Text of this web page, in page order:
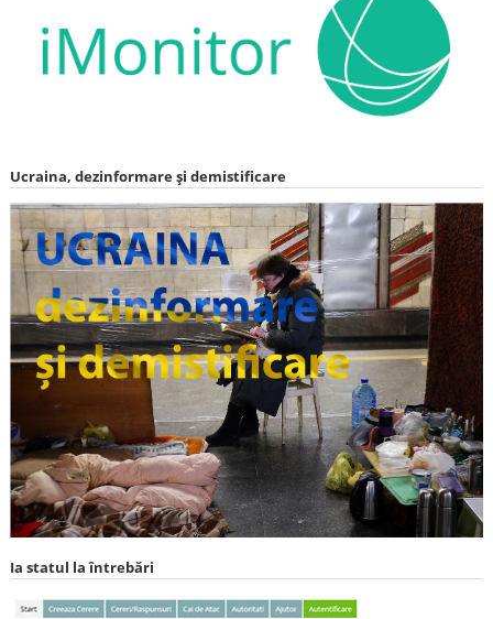
Ucraina, dezinformare și demistificare
Ia statul la întrebări